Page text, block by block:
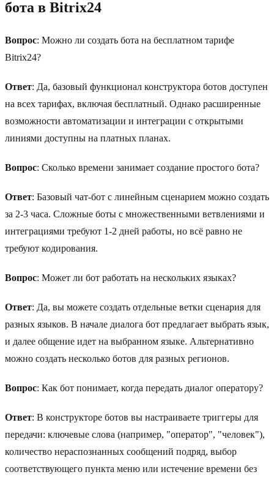
бота в Bitrix24
Вопрос: Можно ли создать бота на бесплатном тарифе
Bitrix24?
Ответ: Да, базовый функционал конструктора ботов доступен
на всех тарифах, включая бесплатный. Однако расширенные
возможности автоматизации и интеграции с открытыми
линиями доступны на платных планах.
Вопрос: Сколько времени занимает создание простого бота?
Ответ: Базовый чат-бот с линейным сценарием можно создать
за 2-3 часа. Сложные боты с множественными ветвлениями и
интеграциями требуют 1-2 дней работы, но всё равно не
требуют кодирования.
Вопрос: Может ли бот работать на нескольких языках?
Ответ: Да, вы можете создать отдельные ветки сценария для
разных языков. В начале диалога бот предлагает выбрать язык,
и далее общение идет на выбранном языке. Альтернативно
можно создать несколько ботов для разных регионов.
Вопрос: Как бот понимает, когда передать диалог оператору?
Ответ: В конструкторе ботов вы настраиваете триггеры для
передачи: ключевые слова (например, "оператор", "человек"),
количество нераспознанных сообщений подряд, выбор
соответствующего пункта меню или истечение времени без